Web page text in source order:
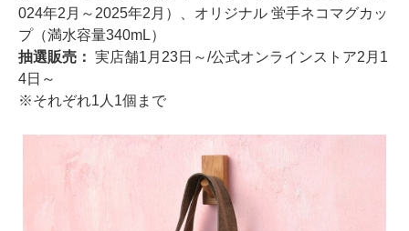
024年2月～2025年2月）、オリジナル 蛍手ネコマグカッ
プ（満水容量340mL）
抽選販売： 実店舗1月23日～/公式オンラインストア2月1
4日～
※それぞれ1人1個まで